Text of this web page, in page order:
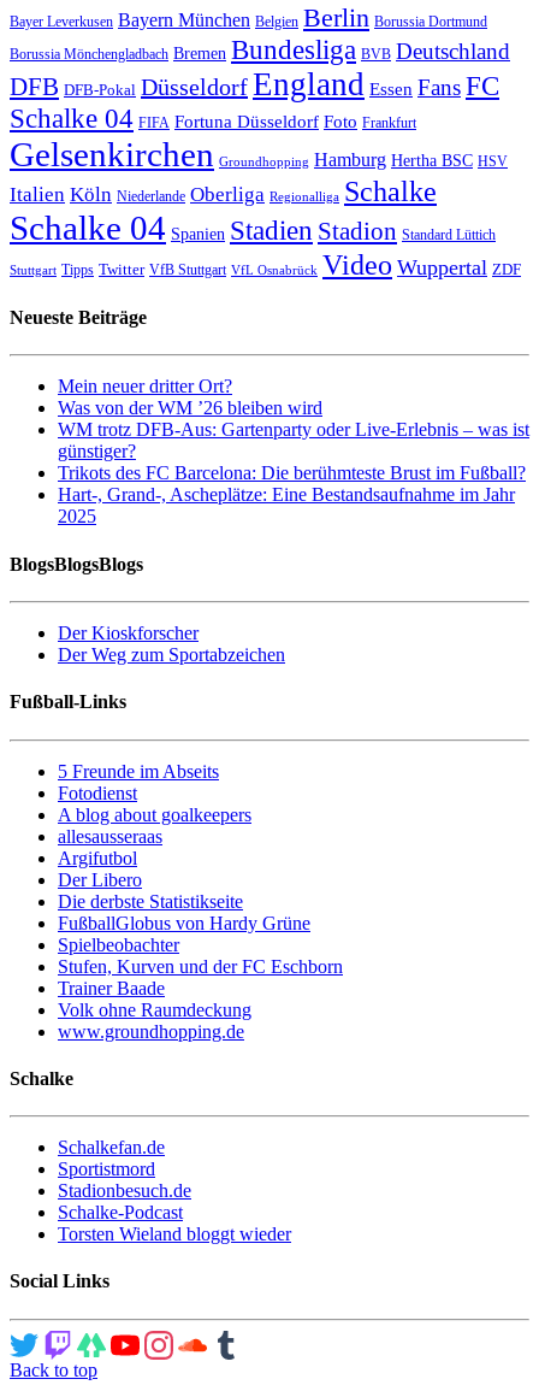
Bayer Leverkusen Bayern München Belgien Berlin Borussia Dortmund
Borussia Mönchengladbach Bremen Bundesliga BVB Deutschland
DFB DFB-Pokal DüsseldorfEngland Essen FansFC
Schalke 04 FIFA Fortuna Düsseldorf Foto Frankfurt
Gelsenkirchen Groundhopping Hamburg Hertha BSC HSV
Italien Köln Niederlande Oberliga Regionalliga Schalke
Schalke 04 Spanien Stadien Stadion Standard Lüttich
Stuttgart Tipps Twitter VfB Stuttgart VfL Osnabrück Video Wuppertal ZDF
Neueste Beiträge
Mein neuer dritter Ort?
Was von der WM ’26 bleiben wird
WM trotz DFB-Aus: Gartenparty oder Live-Erlebnis – was ist
günstiger?
Trikots des FC Barcelona: Die berühmteste Brust im Fußball?
Hart-, Grand-, Ascheplätze: Eine Bestandsaufnahme im Jahr
2025
BlogsBlogsBlogs
Der Kioskforscher
Der Weg zum Sportabzeichen
Fußball-Links
5 Freunde im Abseits
Fotodienst
A blog about goalkeepers
allesausseraas
Argifutbol
Der Libero
Die derbste Statistikseite
FußballGlobus von Hardy Grüne
Spielbeobachter
Stufen, Kurven und der FC Eschborn
Trainer Baade
Volk ohne Raumdeckung
www.groundhopping.de
Schalke
Schalkefan.de
Sportistmord
Stadionbesuch.de
Schalke-Podcast
Torsten Wieland bloggt wieder
Social Links
Back to top